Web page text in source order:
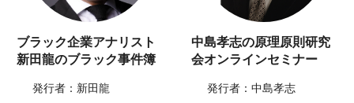
ブラック企業アナリスト
新田龍のブラック事件簿
発行者：新田龍
中島孝志の原理原則研究
会オンラインセミナー
発行者：中島孝志